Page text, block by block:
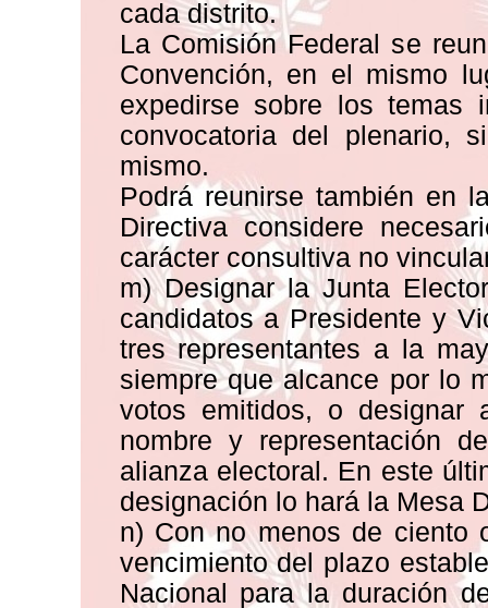
cada distrito.
La Comisión Federal se
Convención, en el mismo
expedirse sobre los
convocatoria del plenario,
mismo.
Podrá reunirse también en
Directiva considere
carácter consultiva no
m) Designar la Junta
candidatos a Presidente y
tres representantes a la
siempre que alcance por lo
votos emitidos, o designar
nombre y representación
alianza electoral. En este
designación lo hará la Mesa
n) Con no menos de ciento
vencimiento del plazo
Nacional para la duración